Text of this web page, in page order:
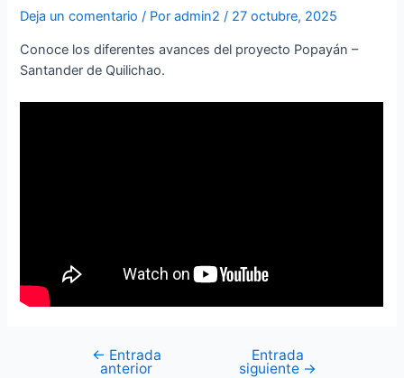
Deja un comentario / Poradmin2 / 27 octubre, 2025
Conoce los diferentes avances del proyecto Popayán –
Santander de Quilichao.
← Entrada
anterior
Entrada
siguiente →